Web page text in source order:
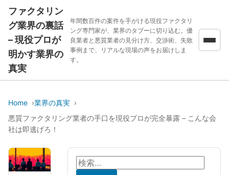
ファクタリン
グ業界の裏話
– 現役プロが
明かす業界の
真実
年間数百件の案件を手がける現役ファクタリ
ング専門家が、業界のタブーに切り込む。優
良業者と悪質業者の見分け方、交渉術、失敗
事例まで、リアルな現場の声をお届けしま
す。
Home
業界の真実
悪質ファクタリング業者の手口を現役プロが完全暴露 – こんな会
社は即逃げろ！
検